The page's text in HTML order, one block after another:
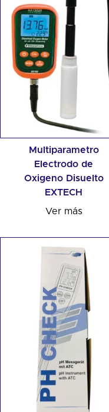
Multiparametro
Electrodo de
Oxigeno Disuelto
EXTECH
Ver más